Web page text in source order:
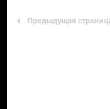
Предыдущая